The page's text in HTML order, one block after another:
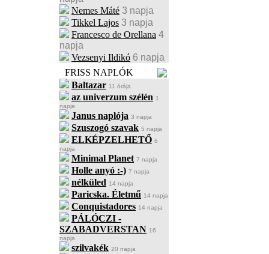
Nemes Máté 3 napja
Tikkel Lajos 3 napja
Francesco de Orellana 4
napja
Vezsenyi Ildikó 6 napja
FRISS NAPLÓK
Baltazar 11 órája
az univerzum szélén 1
napja
Janus naplója 3 napja
Szuszogó szavak 5 napja
ELKÉPZELHETŐ 6
napja
Minimal Planet 7 napja
Holle anyó :-) 7 napja
nélküled 14 napja
Paricska. Életmű 14 napja
Conquistadores 14 napja
PÁLÓCZI -
SZABADVERSTAN 16
napja
szilvakék 20 napja